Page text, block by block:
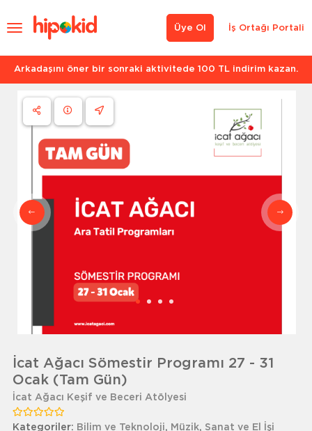
İş Ortağı Portali
Üye Ol
Arkadaşını öner bir sonraki aktivitede 100 TL indirim kazan.
İcat Ağacı Sömestir Programı 27 - 31
Ocak (Tam Gün)
İcat Ağacı Keşif ve Beceri Atölyesi
Kategoriler: Bilim ve Teknoloji, Müzik, Sanat ve El İşi